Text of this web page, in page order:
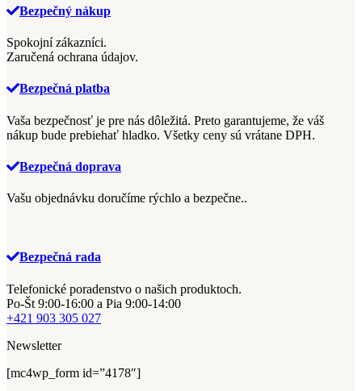
Bezpečný nákup
Spokojní zákazníci.
Zaručená ochrana údajov.
Bezpečná platba
Vaša bezpečnosť je pre nás dôležitá. Preto garantujeme, že váš
nákup bude prebiehať hladko. Všetky ceny sú vrátane DPH.
Bezpečná doprava
Vašu objednávku doručíme rýchlo a bezpečne..
Bezpečná rada
Telefonické poradenstvo o našich produktoch.
Po-Št 9:00-16:00 a Pia 9:00-14:00
+421 903 305 027
Newsletter
[mc4wp_form id=”4178″]